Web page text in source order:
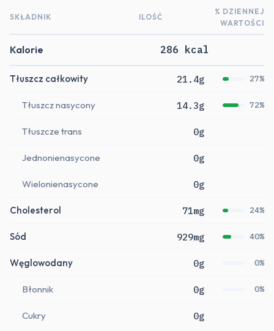
SKŁADNIK ILOŚĆ
% DZIENNEJ
WARTOŚCI
Kalorie 286 kcal
Tłuszcz całkowity 21.4g 27%
Tłuszcz nasycony 14.3g 72%
Tłuszcze trans 0g
Jednonienasycone 0g
Wielonienasycone 0g
Cholesterol 71mg 24%
Sód 929mg 40%
Węglowodany 0g 0%
Błonnik 0g 0%
Cukry 0g